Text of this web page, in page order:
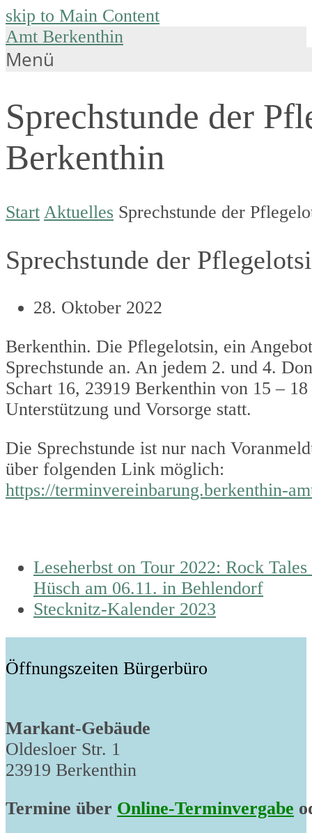
skip to Main Content
Amt Berkenthin
Menü
Sprechstunde der
Berkenthin
Start Aktuelles Sprechstunde der
Sprechstunde der
28. Oktober 2022
Berkenthin. Die Pflegelotsin, ein
Sprechstunde an. An jedem 2. und 4.
Schart 16, 23919 Berkenthin von 15 –
Unterstützung und Vorsorge statt.
Die Sprechstunde ist nur nach
über folgenden Link möglich:
https://terminvereinbarung.berkenthin-
previous
post:
Leseherbst on Tour 2022: Rock
Hüsch am 06.11. in Behlendorf
next
Stecknitz-Kalender 2023
Öffnungszeiten Bürgerbüro
Markant-Gebäude
Oldesloer Str. 1
23919 Berkenthin
Termine über Online-Terminvergabe